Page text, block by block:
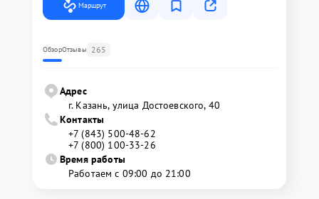
Маршрут
ОбзорОтзывы 265
Адрес
г. Казань, улица Достоевского, 40
Контакты
+7 (843) 500-48-62
+7 (800) 100-33-26
Время работы
Работаем с 09:00 до 21:00